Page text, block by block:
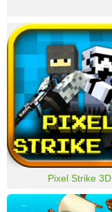
Pixel Strike 3D